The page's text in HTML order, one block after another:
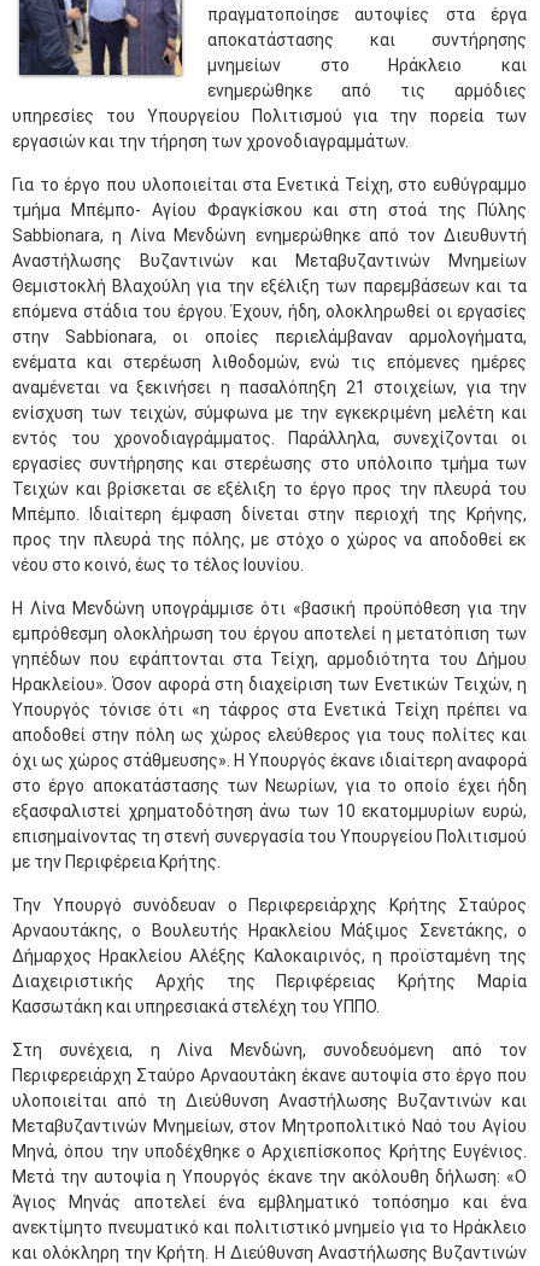
πραγματοποίησε αυτοψίες στα έργα
αποκατάστασης και συντήρησης
μνημείων στο Ηράκλειο και
ενημερώθηκε από τις αρμόδιες
υπηρεσίες του Υπουργείου Πολιτισμού για την πορεία των
εργασιών και την τήρηση των χρονοδιαγραμμάτων.
Για το έργο που υλοποιείται στα Ενετικά Τείχη, στο ευθύγραμμο
τμήμα Μπέμπο- Αγίου Φραγκίσκου και στη στοά της Πύλης
Sabbionara, η Λίνα Μενδώνη ενημερώθηκε από τον Διευθυντή
Αναστήλωσης Βυζαντινών και Μεταβυζαντινών Μνημείων
Θεμιστοκλή Βλαχούλη για την εξέλιξη των παρεμβάσεων και τα
επόμενα στάδια του έργου. Έχουν, ήδη, ολοκληρωθεί οι εργασίες
στην Sabbionara, οι οποίες περιελάμβαναν αρμολογήματα,
ενέματα και στερέωση λιθοδομών, ενώ τις επόμενες ημέρες
αναμένεται να ξεκινήσει η πασαλόπηξη 21 στοιχείων, για την
ενίσχυση των τειχών, σύμφωνα με την εγκεκριμένη μελέτη και
εντός του χρονοδιαγράμματος. Παράλληλα, συνεχίζονται οι
εργασίες συντήρησης και στερέωσης στο υπόλοιπο τμήμα των
Τειχών και βρίσκεται σε εξέλιξη το έργο προς την πλευρά του
Μπέμπο. Ιδιαίτερη έμφαση δίνεται στην περιοχή της Κρήνης,
προς την πλευρά της πόλης, με στόχο ο χώρος να αποδοθεί εκ
νέου στο κοινό, έως το τέλος Ιουνίου.
Η Λίνα Μενδώνη υπογράμμισε ότι «βασική προϋπόθεση για την
εμπρόθεσμη ολοκλήρωση του έργου αποτελεί η μετατόπιση των
γηπέδων που εφάπτονται στα Τείχη, αρμοδιότητα του Δήμου
Ηρακλείου». Όσον αφορά στη διαχείριση των Ενετικών Τειχών, η
Υπουργός τόνισε ότι «η τάφρος στα Ενετικά Τείχη πρέπει να
αποδοθεί στην πόλη ως χώρος ελεύθερος για τους πολίτες και
όχι ως χώρος στάθμευσης». Η Υπουργός έκανε ιδιαίτερη αναφορά
στο έργο αποκατάστασης των Νεωρίων, για το οποίο έχει ήδη
εξασφαλιστεί χρηματοδότηση άνω των 10 εκατομμυρίων ευρώ,
επισημαίνοντας τη στενή συνεργασία του Υπουργείου Πολιτισμού
με την Περιφέρεια Κρήτης.
Την Υπουργό συνόδευαν ο Περιφερειάρχης Κρήτης Σταύρος
Αρναουτάκης, ο Βουλευτής Ηρακλείου Μάξιμος Σενετάκης, ο
Δήμαρχος Ηρακλείου Αλέξης Καλοκαιρινός, η προϊσταμένη της
Διαχειριστικής Αρχής της Περιφέρειας Κρήτης Μαρία
Κασσωτάκη και υπηρεσιακά στελέχη του ΥΠΠΟ.
Στη συνέχεια, η Λίνα Μενδώνη, συνοδευόμενη από τον
Περιφερειάρχη Σταύρο Αρναουτάκη έκανε αυτοψία στο έργο που
υλοποιείται από τη Διεύθυνση Αναστήλωσης Βυζαντινών και
Μεταβυζαντινών Μνημείων, στον Μητροπολιτικό Ναό του Αγίου
Μηνά, όπου την υποδέχθηκε ο Αρχιεπίσκοπος Κρήτης Ευγένιος.
Μετά την αυτοψία η Υπουργός έκανε την ακόλουθη δήλωση: «Ο
Άγιος Μηνάς αποτελεί ένα εμβληματικό τοπόσημο και ένα
ανεκτίμητο πνευματικό και πολιτιστικό μνημείο για το Ηράκλειο
και ολόκληρη την Κρήτη. Η Διεύθυνση Αναστήλωσης Βυζαντινών